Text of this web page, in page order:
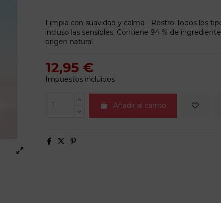
Limpia con suavidad y calma - Rostro Todos los
incluso las sensibles. Contiene 94 % de
origen natural
12,95 €
Impuestos incluidos
Añadir al carrito